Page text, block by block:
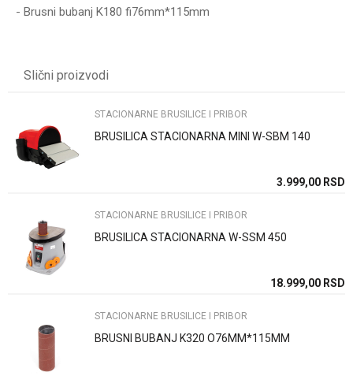
- Brusni bubanj K180 fi76mm*115mm
Poruka
Anti-spam zaštita - izračunajte koliko je 6 - 1 :
POŠALJI
Slični proizvodi
STACIONARNE BRUSILICE I PRIBOR
BRUSILICA STACIONARNA MINI W-SBM 140
3.999,00 RSD
STACIONARNE BRUSILICE I PRIBOR
BRUSILICA STACIONARNA W-SSM 450
18.999,00 RSD
STACIONARNE BRUSILICE I PRIBOR
BRUSNI BUBANJ K320 O76MM*115MM